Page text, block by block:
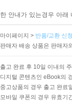
안내가 있는경우 아
마이페이지 > 반품/교환 신
판매자 배송 상품은 판매자
출고 완료 후 10일 이내의
디지털 콘텐츠인 eBook의
중고상품의 경우 출고 완료
모바일 쿠폰의 경우 유효기